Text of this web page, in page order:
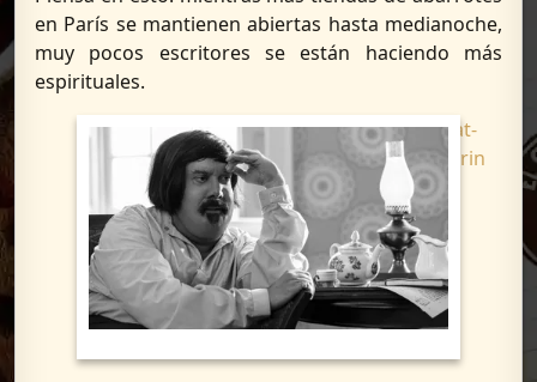
en París se mantienen abiertas hasta medianoche,
muy pocos escritores se están haciendo más
espirituales.
Brillat-
Savarin
ha